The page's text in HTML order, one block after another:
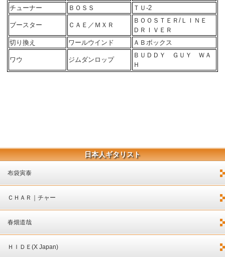
チューナー ＢＯＳＳ ＴＵ-2
ブースター ＣＡＥ／ＭＸＲ
ＢＯＯＳＴＥＲ/ＬＩＮＥ
ＤＲＩＶＥＲ
切り換え
ワールウインド ＡＢボックス
ワウ ジムダンロップ
ＢＵＤＤＹ ＧＵＹ ＷＡ
Ｈ
日本人ギタリスト
布袋寅泰
ＣＨＡＲ｜チャー
春畑道哉
ＨＩＤＥ(X Japan)